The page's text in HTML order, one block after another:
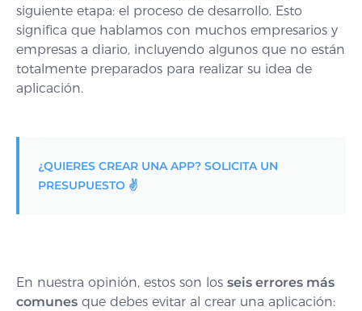
siguiente etapa: el proceso de desarrollo. Esto
significa que hablamos con muchos empresarios y
empresas a diario, incluyendo algunos que no están
totalmente preparados para realizar su idea de
aplicación.
¿QUIERES CREAR UNA APP? SOLICITA UN
PRESUPUESTO ✌️
En nuestra opinión, estos son los seis errores más
comunes que debes evitar al crear una aplicación: